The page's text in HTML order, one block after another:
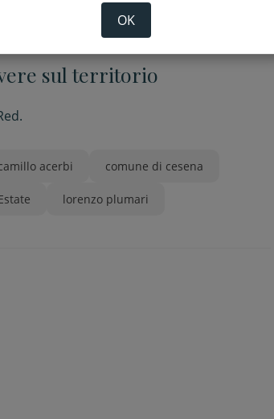
in città. Tanti eventi da
sul territorio
acerbi comune di cesena
lorenzo plumari
OK